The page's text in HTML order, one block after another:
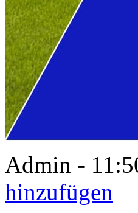
Admin -
hinzufügen